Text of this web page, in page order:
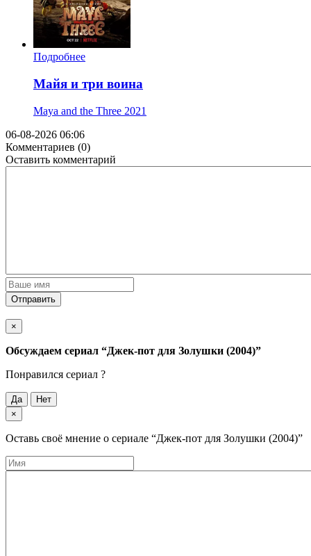
Подробнее
Майя и три воина
Maya and the Three 2021
06-08-2026 06:06
Комментариев (0)
Оставить комментарий
Отправить
×
Обсуждаем cериал “Джек-пот для Золушки (2004)”
Понравился cериал ?
Да
Нет
×
Оставь своё мнение о cериале “Джек-пот для Золушки (2004)”